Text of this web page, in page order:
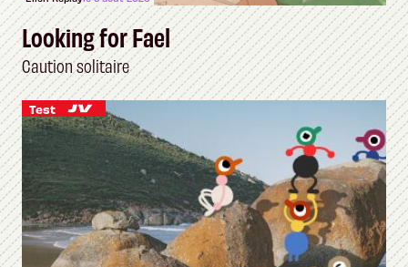
Looking for Fael
Caution solitaire
Test